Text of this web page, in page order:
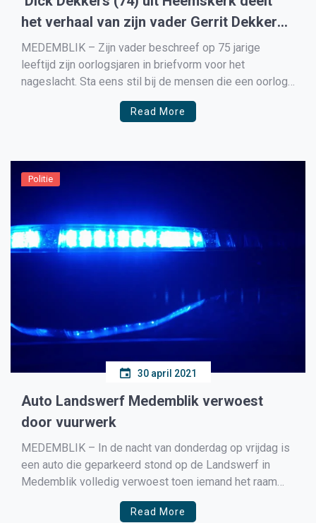
het verhaal van zijn vader Gerrit Dekkers
(Hengelo), die als soldaat in Medemblik
terecht kwam.
MEDEMBLIK – Zijn vader beschreef op 75 jarige
leeftijd zijn oorlogsjaren in briefvorm voor het
nageslacht. Sta eens stil bij de mensen die een oorlog
hebben meegemaakt. In de Tweede Wereldoorlog zijn
in vele landen veel slachtoffers gevallen. Die mogen
Read More
Politie
30 april 2021
Auto Landswerf Medemblik verwoest
door vuurwerk
MEDEMBLIK – In de nacht van donderdag op vrijdag is
een auto die geparkeerd stond op de Landswerf in
Medemblik volledig verwoest toen iemand het raam
van de auto insloeg en daarna vermoedelijk vuurwerk in
de auto heeft gegooid dat daarna ontplofte en de auto
Read More